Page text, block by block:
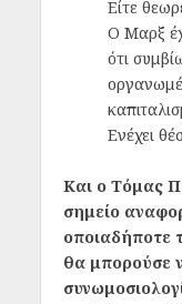
Είτε
Ο Μαρξ
ότι
Ενέχει
Και ο Τόμας
σημείο
οποιαδήποτε
θα μπορούσε